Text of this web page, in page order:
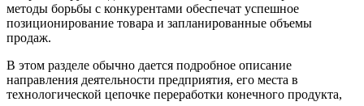
методы борьбы с конкурентами обеспечат успешное
позиционирование товара и запланированные объемы
продаж.
В этом разделе обычно дается подробное описание
направления деятельности предприятия, его места в
технологической цепочке переработки конечного продукта,